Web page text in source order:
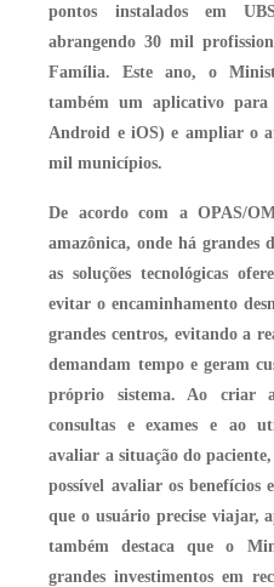
pontos instalados em
abrangendo 30 mil
Família. Este ano, o
também um aplicativo para
Android e iOS) e ampliar o
mil municípios.
De acordo com a OPAS/
amazônica, onde há grandes
as soluções tecnológicas
evitar o encaminhamento
grandes centros, evitando a
demandam tempo e geram
próprio sistema. Ao criar
consultas e exames e ao
avaliar a situação do
possível avaliar os benefícios
que o usuário precise viajar,
também destaca que o
grandes investimentos em